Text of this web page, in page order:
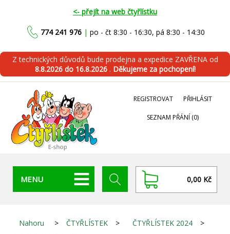
<- přejít na web čtyřlístku
774 241 976 | po - čt 8:30 - 16:30, pá 8:30 - 14:30
Z technických důvodů bude prodejna a expedice ZAVŘENA od
8.8.2026 do 16.8.2026 . Děkujeme za pochopení!
REGISTROVAT PŘIHLÁSIT
SEZNAM PŘÁNÍ (0)
MENU 0,00 Kč
Nahoru > ČTYŘLÍSTEK > ČTYŘLÍSTEK 2024
>